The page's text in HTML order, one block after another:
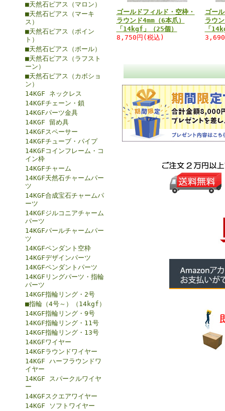
■天然石ピアス（マロン）
■天然石ピアス（マーキ
ス）
■天然石ピアス（ポイン
ト）
■天然石ピアス（ボール）
■天然石ピアス（ラフスト
ーン）
■天然石ピアス（カボショ
ン）
14KGF ネックレス
14KGFチェーン・鎖
14KGFパーツ金具
14KGF 留め具
14KGFスペーサー
14KGFチューブ・パイプ
14KGFコインフレーム・コ
イン枠
14KGFチャーム
14KGF天然石チャームパー
ツ
14KGF合成宝石チャームパ
ーツ
14KGFジルコニアチャーム
パーツ
14KGFパールチャームパー
ツ
14KGFペンダント空枠
14KGFデザインパーツ
14KGFペンダントパーツ
14KGFリングパーツ・指輪
パーツ
14KGF指輪リング・2号
■指輪（4号～）（14kgf）
14KGF指輪リング・9号
14KGF指輪リング・11号
14KGF指輪リング・13号
14KGFワイヤー
14KGFラウンドワイヤー
14KGF ハーフラウンドワ
イヤー
14KGF スパークルワイヤ
ー
14KGFスクエアワイヤー
14KGF ソフトワイヤー
ゴールドフィルド・空枠・
ラウンド4mm（6本爪）
「14kgf」（25個）
8,750円(税込)
ゴー
ラウ
「